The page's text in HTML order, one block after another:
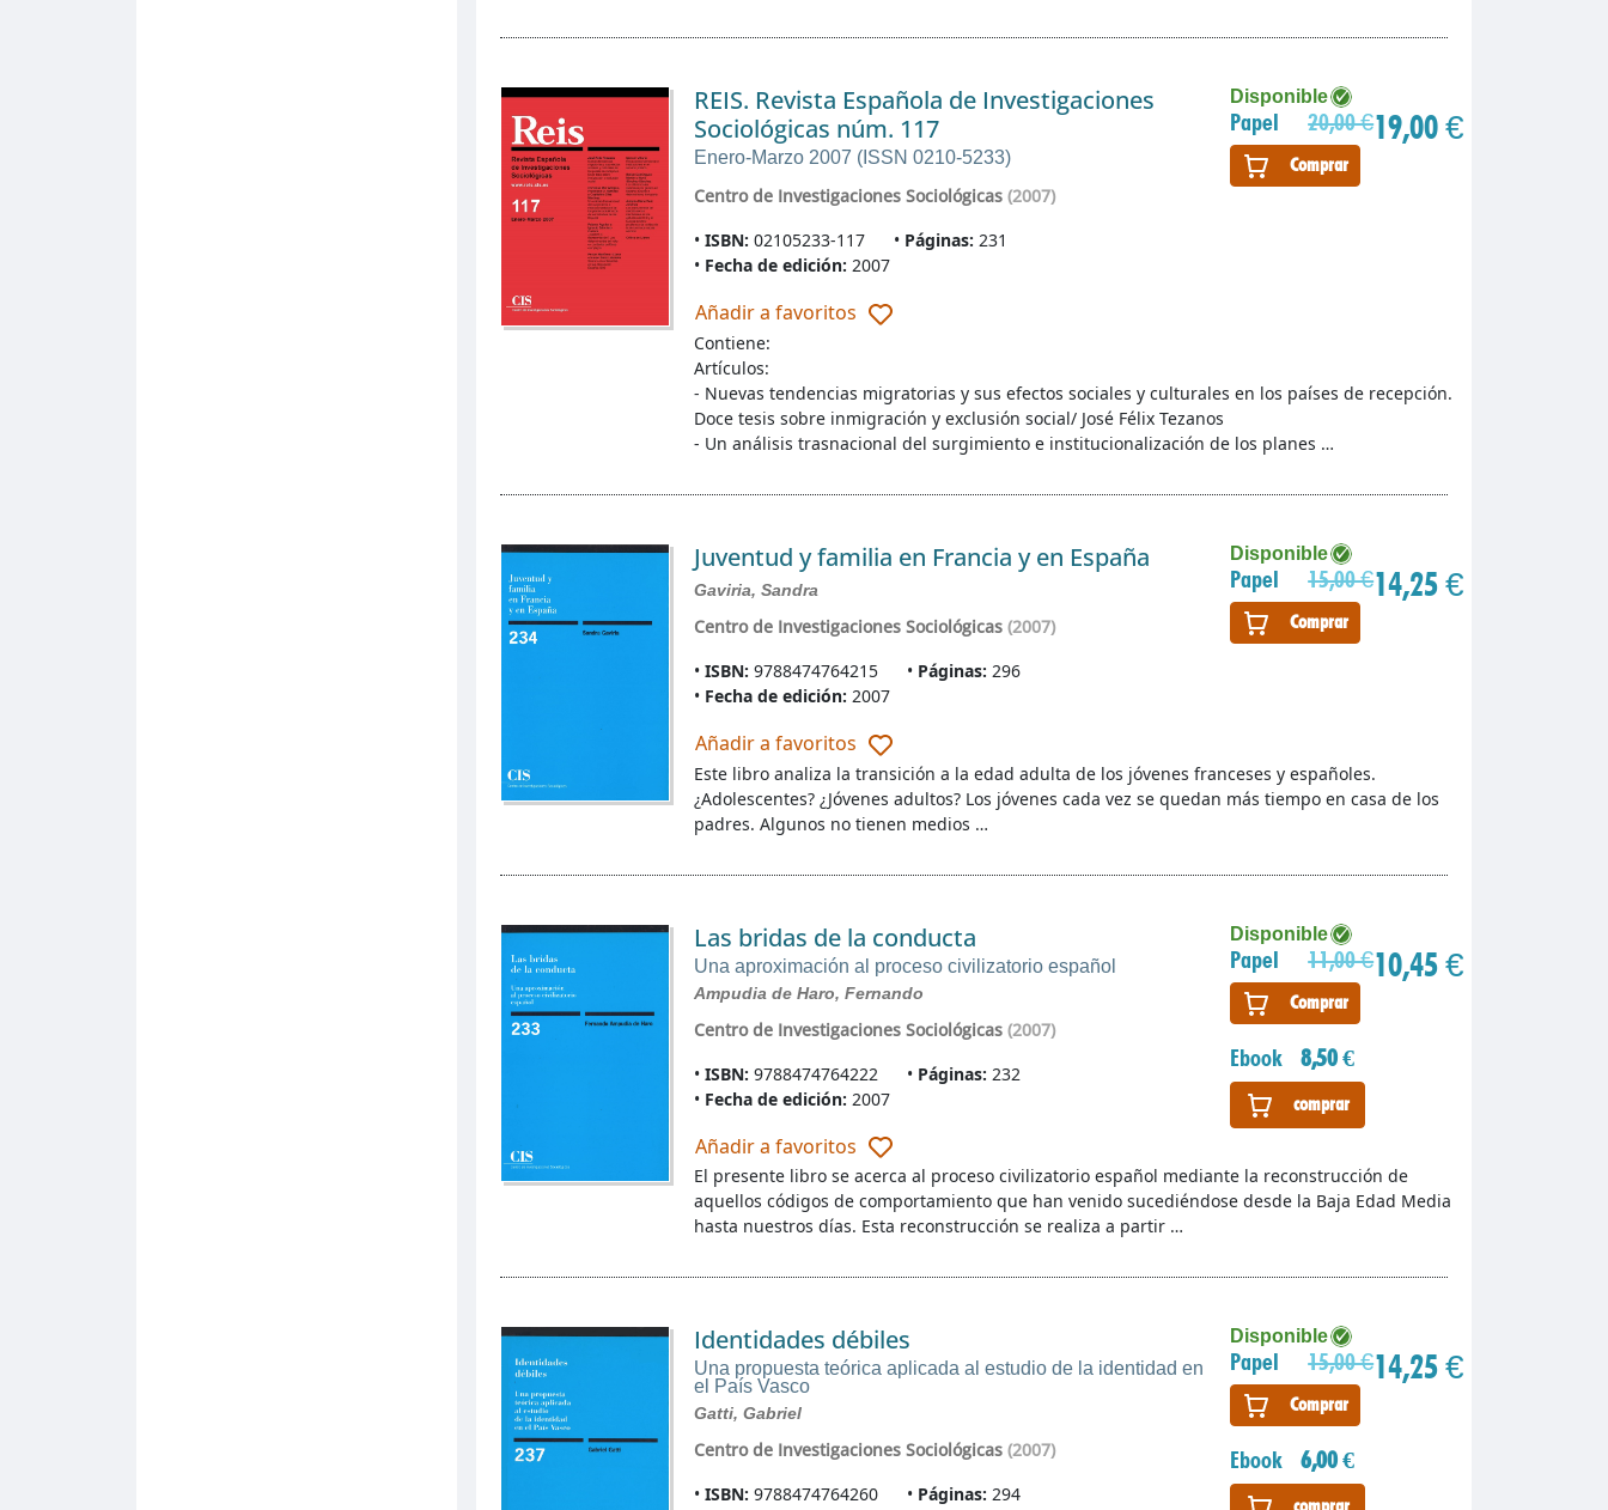
REIS. Revista Española de Investigaciones
Sociológicas núm. 117
Enero-Marzo 2007 (ISSN 0210-5233)
Centro de Investigaciones Sociológicas (2007)
ISBN: 02105233-117 Páginas: 231
Fecha de edición: 2007
Añadir a favoritos
Disponible
Papel 20,00 €19,00 €
Comprar
Contiene:
Artículos:
- Nuevas tendencias migratorias y sus efectos sociales y culturales en los países de recepción.
Doce tesis sobre inmigración y exclusión social/ José Félix Tezanos
- Un análisis trasnacional del surgimiento e institucionalización de los planes …
Juventud y familia en Francia y en España
Gaviria, Sandra
Centro de Investigaciones Sociológicas (2007)
ISBN: 9788474764215 Páginas: 296
Fecha de edición: 2007
Añadir a favoritos
Disponible
Papel 15,00 €14,25 €
Comprar
Este libro analiza la transición a la edad adulta de los jóvenes franceses y españoles.
¿Adolescentes? ¿Jóvenes adultos? Los jóvenes cada vez se quedan más tiempo en casa de los
padres. Algunos no tienen medios …
Las bridas de la conducta
Una aproximación al proceso civilizatorio español
Ampudia de Haro, Fernando
Centro de Investigaciones Sociológicas (2007)
ISBN: 9788474764222 Páginas: 232
Fecha de edición: 2007
Añadir a favoritos
Disponible
Papel 11,00 €10,45 €
Comprar
Ebook 8,50 €
comprar
El presente libro se acerca al proceso civilizatorio español mediante la reconstrucción de
aquellos códigos de comportamiento que han venido sucediéndose desde la Baja Edad Media
hasta nuestros días. Esta reconstrucción se realiza a partir …
Identidades débiles
Una propuesta teórica aplicada al estudio de la identidad en
el País Vasco
Gatti, Gabriel
Centro de Investigaciones Sociológicas (2007)
ISBN: 9788474764260 Páginas: 294
Disponible
Papel 15,00 €14,25 €
Comprar
Ebook 6,00 €